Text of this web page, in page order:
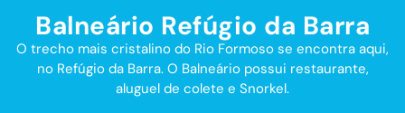
Balneário Refúgio da Barra
O trecho mais cristalino do Rio Formoso se encontra aqui,
no Refúgio da Barra. O Balneário possui restaurante,
aluguel de colete e Snorkel.